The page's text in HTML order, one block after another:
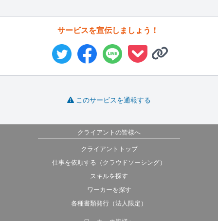
サービスを宣伝しましょう！
このサービスを通報する
クライアントの皆様へ
クライアントトップ
仕事を依頼する（クラウドソーシング）
スキルを探す
ワーカーを探す
各種書類発行（法人限定）